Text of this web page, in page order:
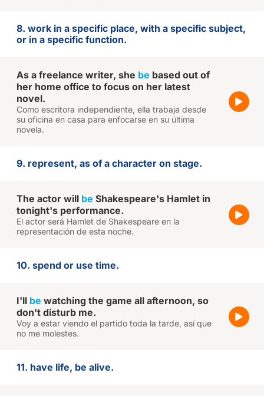
8. work in a specific place, with a specific subject,
or in a specific function.
As a freelance writer, she be based out of
her home office to focus on her latest
novel.
Como escritora independiente, ella trabaja desde
su oficina en casa para enfocarse en su última
novela.
9. represent, as of a character on stage.
The actor will be Shakespeare's Hamlet in
tonight's performance.
El actor será Hamlet de Shakespeare en la
representación de esta noche.
10. spend or use time.
I'll be watching the game all afternoon, so
don't disturb me.
Voy a estar viendo el partido toda la tarde, así que
no me molestes.
11. have life, be alive.